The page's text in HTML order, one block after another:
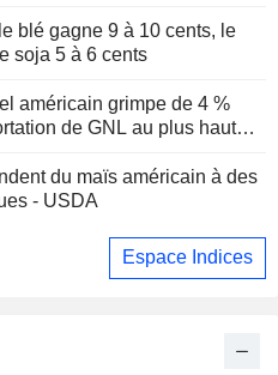
blé gagne 9 à 10 cents, le
soja 5 à 6 cents
américain grimpe de 4 %
de GNL au plus haut
du maïs américain à des
- USDA
Espace Indices